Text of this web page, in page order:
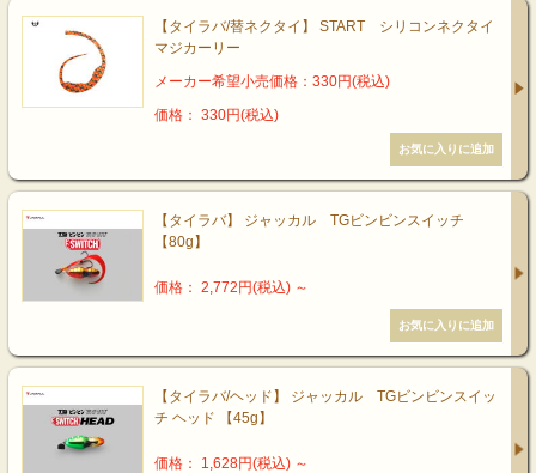
【タイラバ/替ネクタイ】 START シリコンネクタイ
マジカーリー
メーカー希望小売価格：330円(税込)
価格： 330円(税込)
【タイラバ】 ジャッカル TGビンビンスイッチ
【80g】
価格： 2,772円(税込) ～
【タイラバ/ヘッド】 ジャッカル TGビンビンスイッ
チ ヘッド 【45g】
価格： 1,628円(税込) ～